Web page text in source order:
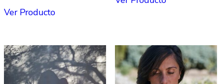
Ver Producto